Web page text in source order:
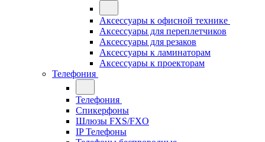
Аксессуары к офисной технике
Аксессуары для переплетчиков
Аксессуары для резаков
Аксессуары к ламинаторам
Аксессуары к проекторам
Телефония
Телефония
Спикерфоны
Шлюзы FXS/FXO
IP Телефоны